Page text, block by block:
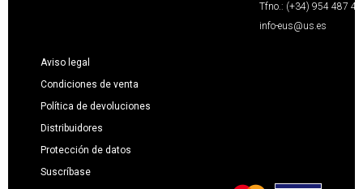
Tfno.: (+34) 954 487
info-eus@us.es
Aviso legal
Condiciones de venta
Política de devoluciones
Distribuidores
Protección de datos
Suscríbase